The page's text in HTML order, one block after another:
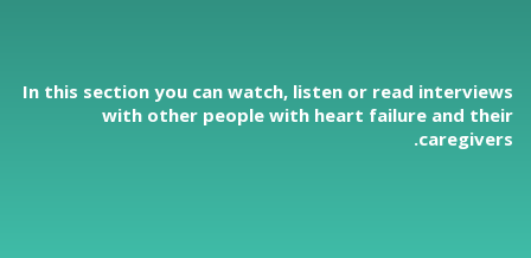
In this section you can watch, listen or read interviews
with other people with heart failure and their
caregivers.